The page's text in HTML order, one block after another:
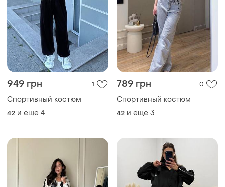
949 грн 1
Спортивный костюм
42 и еще 4
789 грн 0
Спортивный костюм
42 и еще 3